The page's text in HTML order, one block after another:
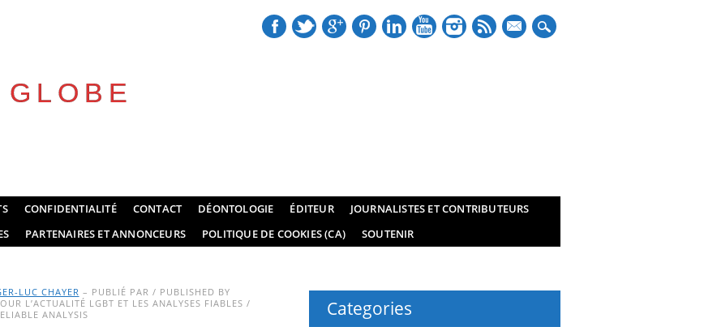
mail
CONFIDENTIALITÉ CONTACT DÉONTOLOGIE ÉDITEUR
JOURNALISTES ET CONTRIBUTEURS
PARTENAIRES ET ANNONCEURS POLITIQUE DE COOKIES (CA) SOUTENIR
LUC CHAYER – PUBLIÉ PAR / PUBLISHED BY
L’ACTUALITÉ LGBT ET LES ANALYSES FIABLES /
ANALYSIS
Categories